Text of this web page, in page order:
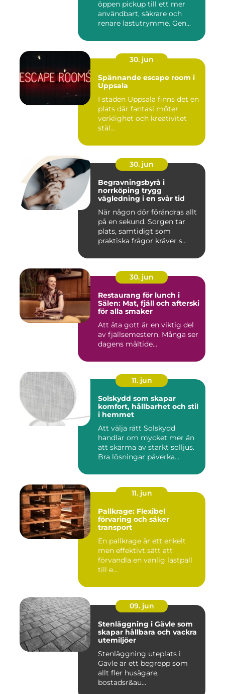
öppen pickup till ett mer
användbart, säkrare och
renare lastutrymme. Gen...
30. jun
Spännande escape room i
Uppsala
I staden Uppsala finns det en
plats där fantasi möter
verklighet och kreativitet
stäl...
30. jun
Begravningsbyrå i
norrköping trygg
vägledning i en svår tid
När någon dör förändras allt
på en sekund. Sorgen tar
plats, samtidigt som
praktiska frågor kräver s...
30. jun
Restaurang för lunch i
Sälen: Mat, fjäll och afterski
för alla smaker
Att äta gott är en viktig del
av fjällsemestern. Många ser
dagens måltide...
11. jun
Solskydd som skapar
komfort, hållbarhet och stil
i hemmet
Att välja rätt Solskydd
handlar om mycket mer än
att skärma av starkt solljus.
Bra lösningar påverka...
11. jun
Pallkrage: Flexibel
förvaring och säker
transport
En pallkrage är ett enkelt
men effektivt sätt att
förvandla en vanlig lastpall
till e...
09. jun
Stenläggning i Gävle som
skapar hållbara och vackra
utemiljöer
Stenläggning uteplats i
Gävle är ett begrepp som
allt fler husägare,
bostadsr&au...